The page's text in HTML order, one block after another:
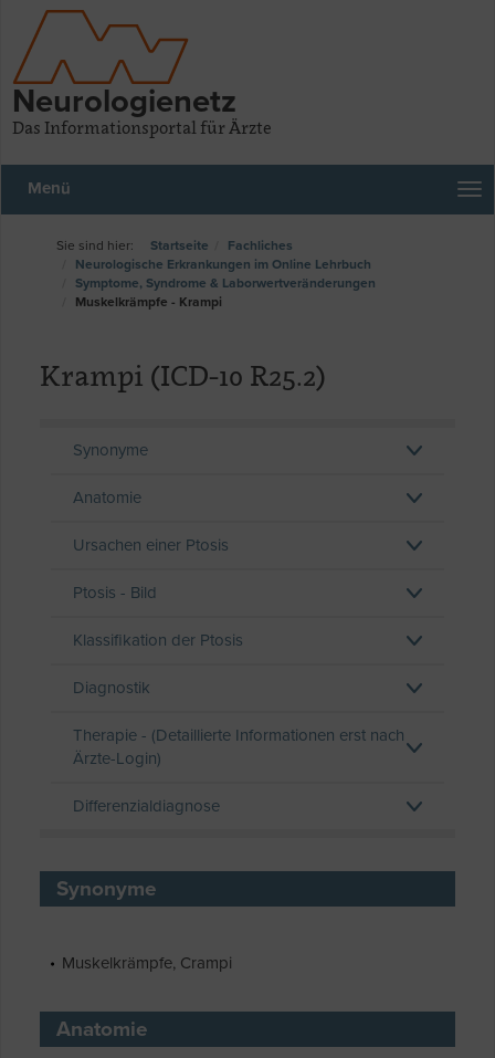
Neurologienetz
Das Informationsportal für Ärzte
Menü
Startseite
Fachliches
Neurologische Erkrankungen im Online Lehrbuch
Symptome, Syndrome & Laborwertveränderungen
Muskelkrämpfe - Krampi
Krampi (ICD-10 R25.2)
Synonyme
Anatomie
Ursachen einer Ptosis
Ptosis - Bild
Klassifikation der Ptosis
Diagnostik
Therapie - (Detaillierte Informationen erst nach
Ärzte-Login)
Differenzialdiagnose
Synonyme
Muskelkrämpfe, Crampi
Anatomie